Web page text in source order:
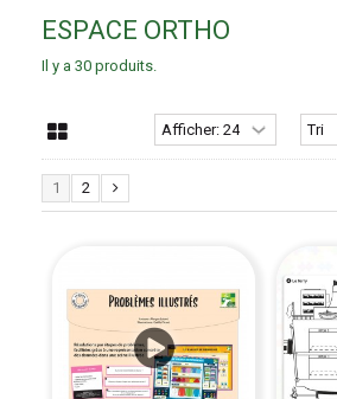
ESPACE ORTHO
Il y a 30 produits.
1 2